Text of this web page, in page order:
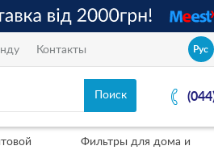
Контакты Рус
Фильтры для дома и